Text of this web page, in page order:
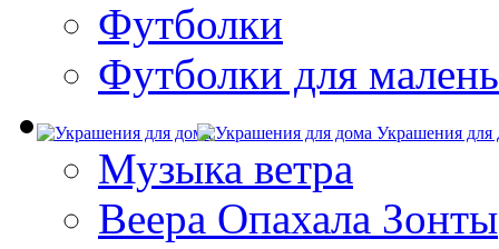
Футболки
Футболки для
Украшения для
Музыка ветра
Веера Опахала Зонты